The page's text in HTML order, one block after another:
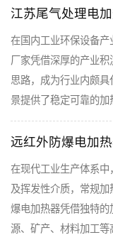
江苏尾气处理电
在国内工业环保设备
厂家凭借深厚的产业
思路，成为行业内颇
景提供了稳定可靠的加
远红外防爆电加
在现代工业生产体系
及挥发性介质，常规
爆电加热器凭借独特
源、矿产、材料加工等